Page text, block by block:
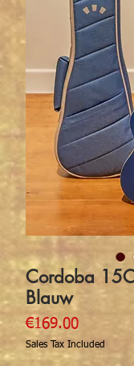
Cordoba
Blauw
€169.00Price
Sales Tax Included